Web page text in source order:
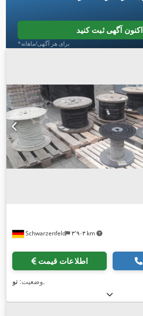
اکنون آگهی ثبت کنید
*برای هر آگهی/ماهانه
Schwarzenfeld ۳٬۹۰۳ km
اطلاعات قیمت
وضعیت: نو ,